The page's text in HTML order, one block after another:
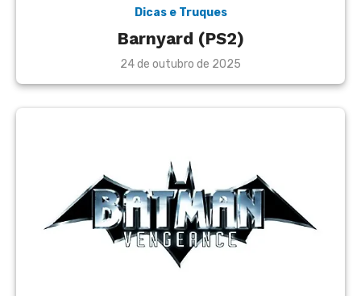
Dicas e Truques
Barnyard (PS2)
Posted
24 de outubro de 2025